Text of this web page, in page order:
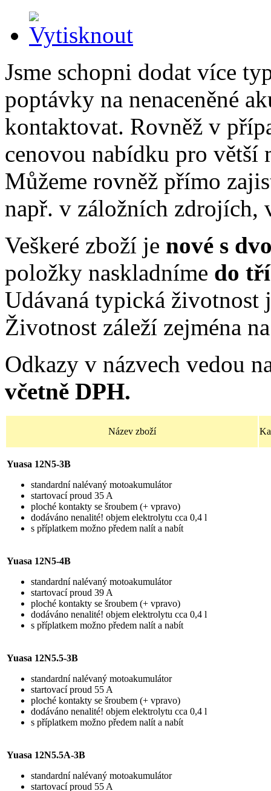
Jsme schopni dodat více
poptávky na nenaceněné
kontaktovat. Rovněž v
cenovou nabídku pro větší
Můžeme rovněž přímo
např. v záložních zdrojích,
Veškeré zboží je nové s
položky naskladníme do
Udávaná typická životnost
Životnost záleží zejména
Odkazy v názvech vedou
včetně DPH.
Název zboží
Yuasa 12N5-3B
standardní nalévaný motoakumulátor
startovací proud 35 A
ploché kontakty se šroubem (+ vpravo)
dodáváno nenalité! objem elektrolytu cca 0,4 l
s příplatkem možno předem nalít a nabít
Yuasa 12N5-4B
standardní nalévaný motoakumulátor
startovací proud 39 A
ploché kontakty se šroubem (+ vpravo)
dodáváno nenalité! objem elektrolytu cca 0,4 l
s příplatkem možno předem nalít a nabít
Yuasa 12N5.5-3B
standardní nalévaný motoakumulátor
startovací proud 55 A
ploché kontakty se šroubem (+ vpravo)
dodáváno nenalité! objem elektrolytu cca 0,4 l
s příplatkem možno předem nalít a nabít
Yuasa 12N5.5A-3B
standardní nalévaný motoakumulátor
startovací proud 55 A